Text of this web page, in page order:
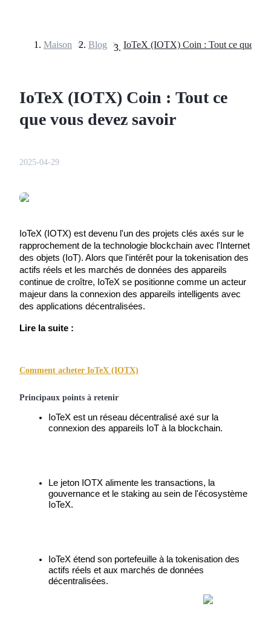
TradFi
Produits dérivés sur actions, forex, métaux précieux et matières
premières
Futures USDC
Futures utilisant l'USDC comme garantie
Maison > Blog >
IoTeX (IOTX) Coin : Tout ce
que vous devez savoir
2025-04-29
IoTeX (IOTX) est devenu l'un des projets clés axés sur le
rapprochement de la technologie blockchain avec l'Internet
des objets (IoT). Alors que l'intérêt pour la tokenisation des
actifs réels et les marchés de données des appareils
continue de croître, IoTeX se positionne comme un acteur
majeur dans la connexion des appareils intelligents avec
des applications décentralisées.
Lire la suite :
Comment acheter IoTeX (IOTX)
Principaux points à retenir
IoTeX est un réseau décentralisé axé sur la
connexion des appareils IoT à la blockchain.
Le jeton IOTX alimente les transactions, la
gouvernance et le staking au sein de l'écosystème
IoTeX.
IoTeX étend son portefeuille à la tokenisation des
actifs réels et aux marchés de données
décentralisées.